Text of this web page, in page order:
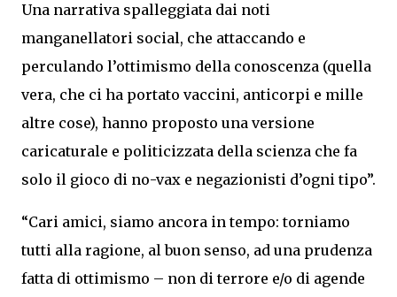
Una narrativa spalleggiata dai noti
manganellatori social, che attaccando e
perculando l’ottimismo della conoscenza (quella
vera, che ci ha portato vaccini, anticorpi e mille
altre cose), hanno proposto una versione
caricaturale e politicizzata della scienza che fa
solo il gioco di no-vax e negazionisti d’ogni tipo”.
“Cari amici, siamo ancora in tempo: torniamo
tutti alla ragione, al buon senso, ad una prudenza
fatta di ottimismo – non di terrore e/o di agende